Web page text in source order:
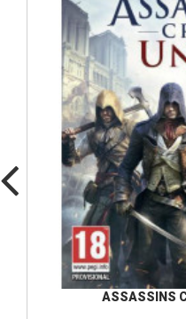
ASSASSINS